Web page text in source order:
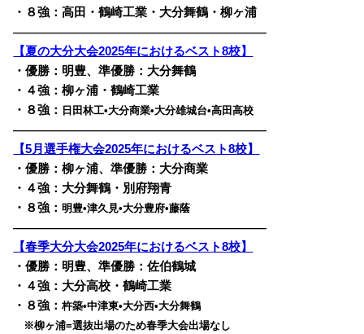
・８強：高田・鶴崎工業・大分舞鶴・柳ヶ浦
————————————————————————
【夏の大分大会2025年におけるベスト8校】
・優勝：明豊、準優勝：大分舞鶴
・４強：柳ヶ浦・鶴崎工業
・８強： 日田林工•大分商業•大分雄城台•高田高校
————————————————————————
【5月選手権大会2025年におけるベスト8校】
・優勝：柳ヶ浦、準優勝：大分商業
・４強：大分舞鶴・別府翔青
・８強：明豊•津久見•大分豊府•藤蔭
————————————————————————
【春季大分大会2025年におけるベスト8校】
・優勝：明豊、準優勝：佐伯鶴城
・４強：大分高校・鶴崎工業
・８強：杵築•中津東•大分西•大分舞鶴
※柳ヶ浦=選抜出場のため春季大会出場なし